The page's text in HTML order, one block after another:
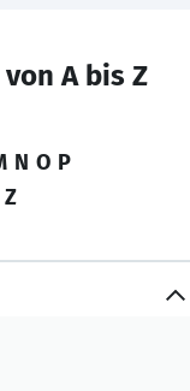
A bis Z
N O P
Z